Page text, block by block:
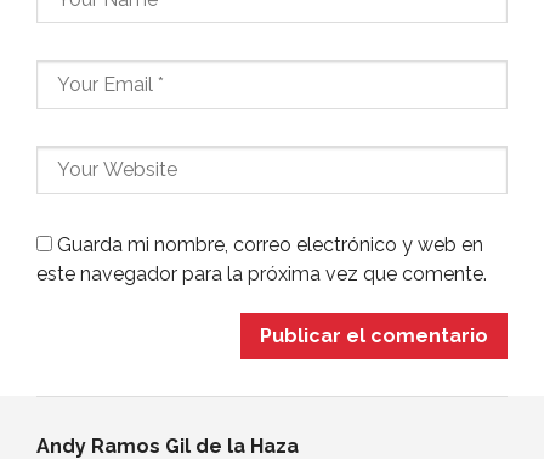
Guarda mi nombre, correo electrónico y web en
este navegador para la próxima vez que comente.
Andy Ramos Gil de la Haza